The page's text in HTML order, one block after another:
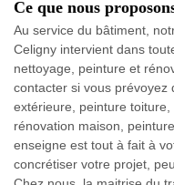
Ce que nous
Au service du bâtiment,
Celigny intervient dans
nettoyage, peinture et
contacter si vous prévoyez
extérieure, peinture
rénovation maison,
enseigne est tout à fait à
concrétiser votre projet,